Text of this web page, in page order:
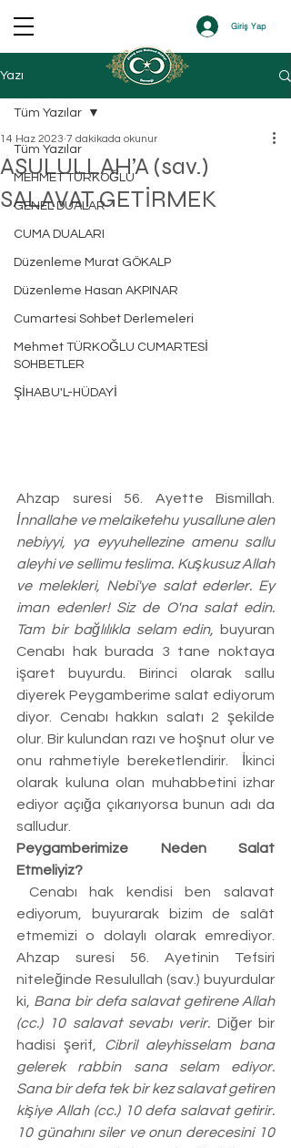
Giriş Yap
Yazı
Tüm Yazılar
MEHMET TÜRKOĞLU
GENEL DUALAR
CUMA DUALARI
Düzenleme Murat GÖKALP
Düzenleme Hasan AKPINAR
Cumartesi Sohbet Derlemeleri
Mehmet TÜRKOĞLU CUMARTESİ
SOHBETLER
ŞİHABU'L-HÜDAYİ
Tüm Yazılar
ASULULLAH’A (sav.)
SALAVAT GETİRMEK
14 Haz 2023 7 dakikada okunur
İnnallahe ve melaiketehu yusallune alen
nebiyyi, ya eyyuhellezine amenu sallu
aleyhi ve sellimu teslima. Kuşkusuz Allah
ve melekleri, Nebi'ye salat ederler. Ey
iman edenler! Siz de O'na salat edin.
Tam bir bağlılıkla selam edin,
buyuran
Cenabı hak burada 3 tane noktaya
işaret buyurdu. Birinci olarak sallu
diyerek Peygamberime salat ediyorum
diyor. Cenabı hakkın salatı 2 şekilde
olur. Bir kulundan razı ve hoşnut olur ve
onu rahmetiyle bereketlendirir.  İkinci
olarak kuluna olan muhabbetini izhar
ediyor açığa çıkarıyorsa bunun adı da
salludur.
Peygamberimize Neden Salat
Etmeliyiz?
ediyorum, buyurarak bizim de salât
etmemizi o dolaylı olarak emrediyor.
Ahzap suresi 56. Ayetinin Tefsiri
niteleğinde Resulullah (sav.) buyurdular
ki, Bana bir defa salavat getirene Allah
(cc.) 10 salavat sevabı verir. Diğer bir
hadisi şerif, Cibril aleyhisselam bana
gelerek rabbin sana selam ediyor.
Sana bir defa tek bir kez salavat getiren
kişiye Allah (cc.) 10 defa salavat getirir.
10 günahını siler ve onun derecesini 10